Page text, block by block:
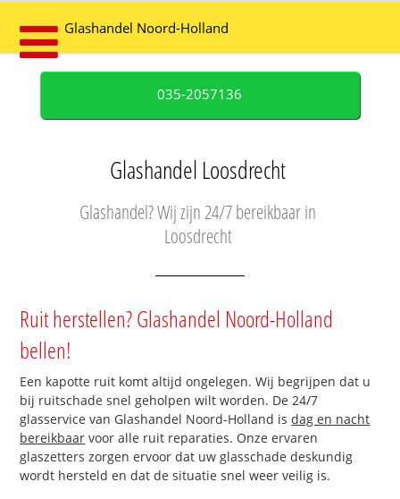
Glashandel Noord-Holland
035-2057136
Glashandel Loosdrecht
Glashandel? Wij zijn 24/7 bereikbaar in
Loosdrecht
Ruit herstellen? Glashandel Noord-Holland
bellen!
Een kapotte ruit komt altijd ongelegen. Wij begrijpen dat u
bij ruitschade snel geholpen wilt worden. De 24/7
glasservice van Glashandel Noord-Holland isdag en nacht
bereikbaar voor alle ruit reparaties. Onze ervaren
glaszetters zorgen ervoor dat uw glasschade deskundig
wordt hersteld en dat de situatie snel weer veilig is.